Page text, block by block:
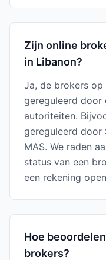
Zijn online
in Libanon?
Ja, de brokers
gereguleerd door
autoriteiten.
gereguleerd door
MAS. We raden
status van een
een rekening
Hoe
brokers?